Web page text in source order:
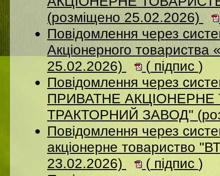
(розміщено 25.02.2026)
Повідомлення через
Акціонерного
25.02.2026)
( підпис )
Повідомлення через
ПРИВАТНЕ АКЦIОНЕРНЕ
ТРАКТОРНИЙ ЗАВОД"
Повідомлення через
акціонерне товариство
23.02.2026)
( підпис )